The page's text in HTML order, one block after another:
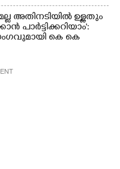
അതിനടിയിൽ ഉള്ളതും
പാർട്ടിക്കറിയാം':
കെ കെ